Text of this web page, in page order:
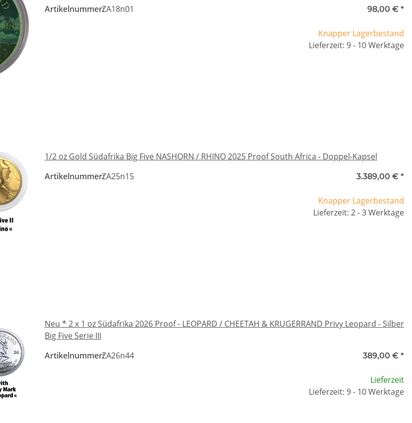
Artikelnummer:ZA18n01 98,00 € *
Knapper Lagerbestand
Lieferzeit: 9 - 10 Werktage
1/2 oz Gold Südafrika Big Five NASHORN / RHINO 2025 Proof South Africa - Doppel-Kapsel
Artikelnummer:ZA25n15 3.389,00 € *
Knapper Lagerbestand
Lieferzeit: 2 - 3 Werktage
Neu * 2 x 1 oz Südafrika 2026 Proof - LEOPARD / CHEETAH & KRUGERRAND Privy Leopard - Silber
Big Five Serie III
Artikelnummer:ZA26n44 389,00 € *
Lieferzeit
Lieferzeit: 9 - 10 Werktage